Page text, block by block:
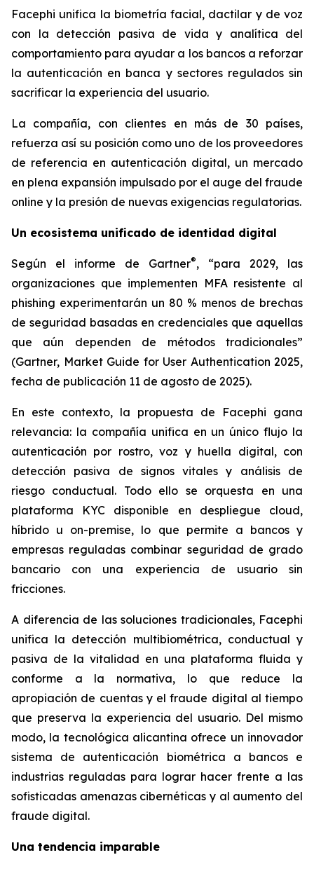
Facephi unifica la biometría facial, dactilar y de voz
con la detección pasiva de vida y analítica del
comportamiento para ayudar a los bancos a reforzar
la autenticación en banca y sectores regulados sin
sacrificar la experiencia del usuario.
La compañía, con clientes en más de 30 países,
refuerza así su posición como uno de los proveedores
de referencia en autenticación digital, un mercado
en plena expansión impulsado por el auge del fraude
online y la presión de nuevas exigencias regulatorias.
Un ecosistema unificado de identidad digital
Según el informe de Gartner®, “para 2029, las
organizaciones que implementen MFA resistente al
phishing experimentarán un 80 % menos de brechas
de seguridad basadas en credenciales que aquellas
que aún dependen de métodos tradicionales”
(Gartner, Market Guide for User Authentication 2025,
fecha de publicación 11 de agosto de 2025).
En este contexto, la propuesta de Facephi gana
relevancia: la compañía unifica en un único flujo la
autenticación por rostro, voz y huella digital, con
detección pasiva de signos vitales y análisis de
riesgo conductual. Todo ello se orquesta en una
plataforma KYC disponible en despliegue cloud,
híbrido u on-premise, lo que permite a bancos y
empresas reguladas combinar seguridad de grado
bancario con una experiencia de usuario sin
fricciones.
A diferencia de las soluciones tradicionales, Facephi
unifica la detección multibiométrica, conductual y
pasiva de la vitalidad en una plataforma fluida y
conforme a la normativa, lo que reduce la
apropiación de cuentas y el fraude digital al tiempo
que preserva la experiencia del usuario. Del mismo
modo, la tecnológica alicantina ofrece un innovador
sistema de autenticación biométrica a bancos e
industrias reguladas para lograr hacer frente a las
sofisticadas amenazas cibernéticas y al aumento del
fraude digital.
Una tendencia imparable